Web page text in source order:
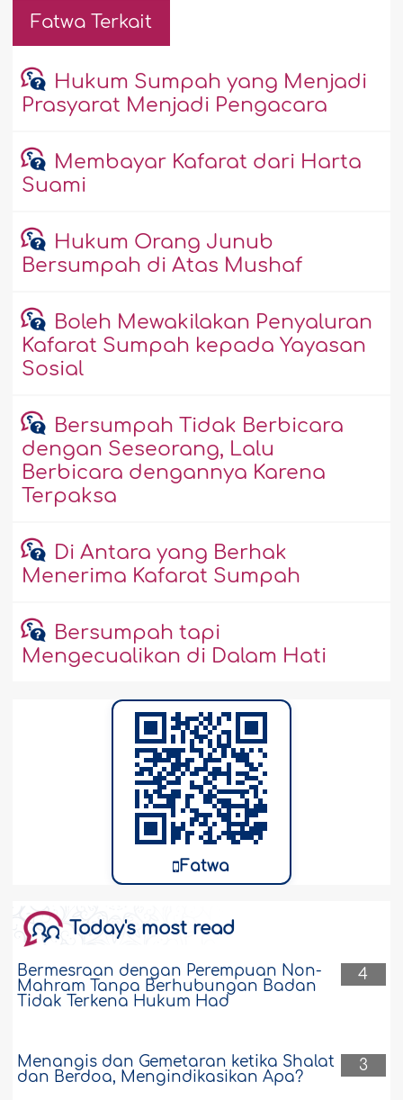
Fatwa Terkait
Hukum Sumpah yang Menjadi
Prasyarat Menjadi Pengacara
Membayar Kafarat dari Harta
Suami
Hukum Orang Junub
Bersumpah di Atas Mushaf
Boleh Mewakilakan Penyaluran
Kafarat Sumpah kepada Yayasan
Sosial
Bersumpah Tidak Berbicara
dengan Seseorang, Lalu
Berbicara dengannya Karena
Terpaksa
Di Antara yang Berhak
Menerima Kafarat Sumpah
Bersumpah tapi
Mengecualikan di Dalam Hati
Fatwa
Today's most read
4
Bermesraan dengan Perempuan Non-
Mahram Tanpa Berhubungan Badan
Tidak Terkena Hukum Had
3
Menangis dan Gemetaran ketika Shalat
dan Berdoa, Mengindikasikan Apa?